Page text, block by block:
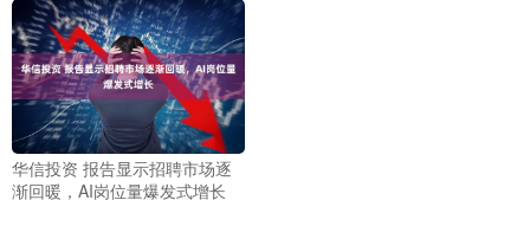
华信投资 报告显示招聘市场逐
渐回暖，AI岗位量爆发式增长